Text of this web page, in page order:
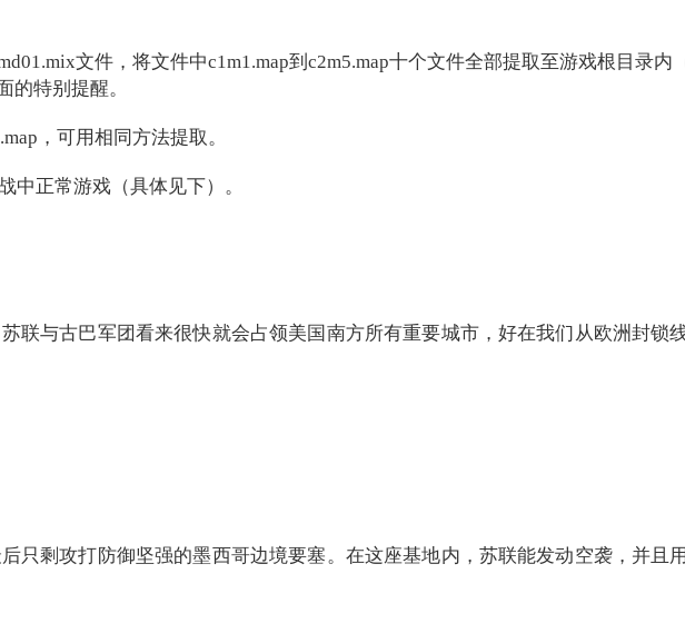
文件，将文件中c1m1.map到c2m5.map十个文件全部提取至游戏根目录内
的特别提醒。
，可用相同方法提取。
正常游戏（具体见下）。
与古巴军团看来很快就会占领美国南方所有重要城市，好在我们从欧洲封锁
剩攻打防御坚强的墨西哥边境要塞。在这座基地内，苏联能发动空袭，并且